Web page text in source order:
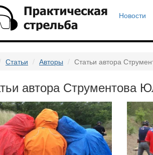
Новости
Статьи Авторы Статьи автора
автора Струментова